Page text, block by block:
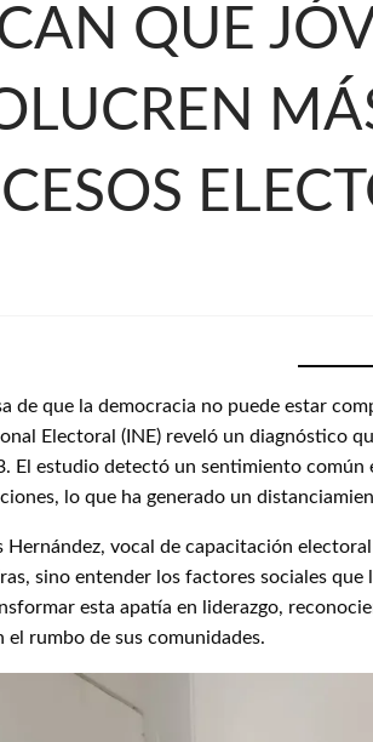
QUE
de que la democracia no puede estar
Electoral (INE) reveló un diagnóstico
El estudio detectó un sentimiento común
lo que ha generado un
Hernández, vocal de capacitación
sino entender los factores sociales
esta apatía en liderazgo,
el rumbo de sus comunidades.